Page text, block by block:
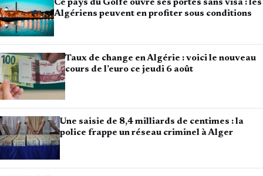
Ce pays du Golfe ouvre ses portes sans visa : les
Algériens peuvent en profiter sous conditions
Taux de change en Algérie : voici le nouveau
cours de l’euro ce jeudi 6 août
Une saisie de 8,4 milliards de centimes : la
police frappe un réseau criminel à Alger